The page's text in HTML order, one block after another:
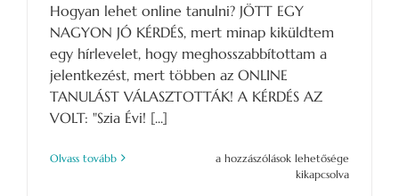
Hogyan lehet online tanulni? JÖTT EGY
NAGYON JÓ KÉRDÉS, mert minap kiküldtem
egy hírlevelet, hogy meghosszabbítottam a
jelentkezést, mert többen az ONLINE
TANULÁST VÁLASZTOTTÁK! A KÉRDÉS AZ
VOLT: "Szia Évi! [...]
Olvass tovább
Hogyan
a hozzászólások lehetősége
kikapcsolva